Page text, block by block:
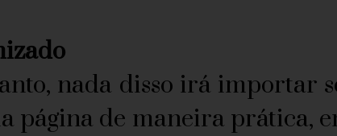
nada disso irá importar
página de maneira prática,